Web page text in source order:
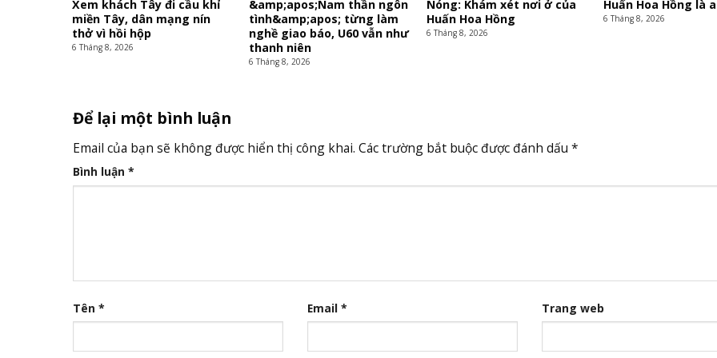
Xem khách Tây đi cầu khỉ
miền Tây, dân mạng nín
thở vì hồi hộp
6 Tháng 8, 2026
&amp;apos;Nam thần ngôn
tình&amp;apos; từng làm
nghề giao báo, U60 vẫn như
thanh niên
6 Tháng 8, 2026
Nóng: Khám xét nơi ở của
Huấn Hoa Hồng
6 Tháng 8, 2026
Huấn Hoa Hồng là
6 Tháng 8, 2026
Để lại một bình luận
Email của bạn sẽ không được hiển thị công khai. Các trường bắt buộc được đánh dấu *
Bình luận *
Tên * Email * Trang web